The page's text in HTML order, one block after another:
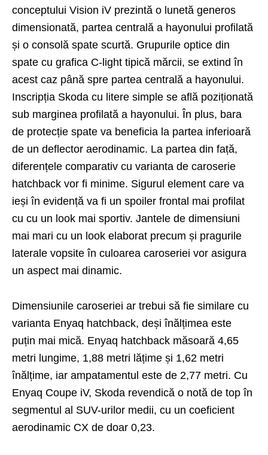
conceptului Vision iV prezintă o lunetă generos
dimensionată, partea centrală a hayonului profilată
și o consolă spate scurtă. Grupurile optice din
spate cu grafica C-light tipică mărcii, se extind în
acest caz până spre partea centrală a hayonului.
Inscripția Skoda cu litere simple se află poziționată
sub marginea profilată a hayonului. În plus, bara
de protecție spate va beneficia la partea inferioară
de un deflector aerodinamic. La partea din față,
diferențele comparativ cu varianta de caroserie
hatchback vor fi minime. Sigurul element care va
ieși în evidență va fi un spoiler frontal mai profilat
cu cu un look mai sportiv. Jantele de dimensiuni
mai mari cu un look elaborat precum și pragurile
laterale vopsite în culoarea caroseriei vor asigura
un aspect mai dinamic.
Dimensiunile caroseriei ar trebui să fie similare cu
varianta Enyaq hatchback, deși înălțimea este
puțin mai mică. Enyaq hatchback măsoară 4,65
metri lungime, 1,88 metri lățime și 1,62 metri
înălțime, iar ampatamentul este de 2,77 metri. Cu
Enyaq Coupe iV, Skoda revendică o notă de top în
segmentul al SUV-urilor medii, cu un coeficient
aerodinamic CX de doar 0,23.